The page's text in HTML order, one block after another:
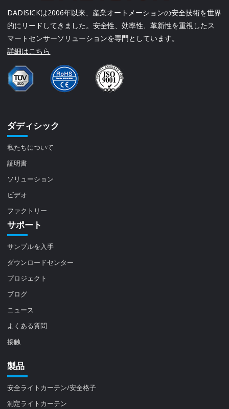
DADISICKは2006年以来、産業オートメーションの安全技術を世界
的にリードしてきました。安全性、効率性、革新性を重視したス
マートセンサーソリューションを専門としています。
詳細はこちら
ダディシック
私たちについて
証明書
ソリューション
ビデオ
ファクトリー
サポート
サンプルを入手
ダウンロードセンター
プロジェクト
ブログ
ニュース
よくある質問
接触
製品
安全ライトカーテン/安全格子
測定ライトカーテン